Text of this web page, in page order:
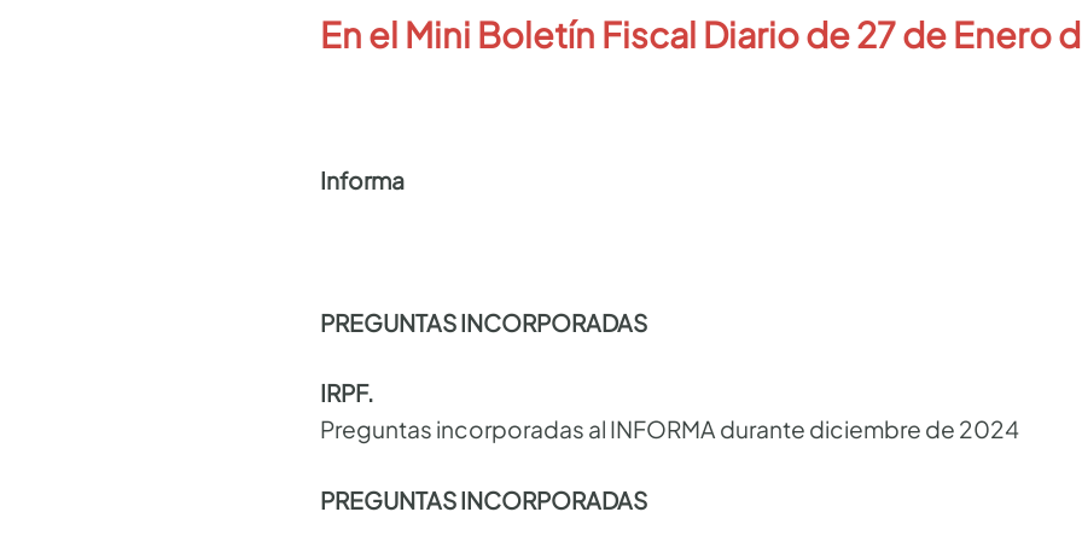
En el Mini Boletín Fiscal Diario de 27 de Enero
Informa
PREGUNTAS INCORPORADAS
IRPF.
Preguntas incorporadas al INFORMA durante diciembre de 2024
PREGUNTAS INCORPORADAS